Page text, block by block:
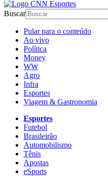
Buscar
Pular para o conteúdo
Ao vivo
Política
Money
WW
Agro
Infra
Esportes
Viagem & Gastronomia
Esportes
Futebol
Brasileirão
Automobilismo
Tênis
Apostas
eSports